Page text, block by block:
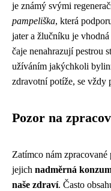
je známý svými
pampeliška, která
jater a žlučníku je vhodná
čaje nenahrazují pestrou
užíváním jakýchkoli
zdravotní potíže, se vždy
Pozor na
Zatímco nám
jejich nadměrná
naše zdraví. Často